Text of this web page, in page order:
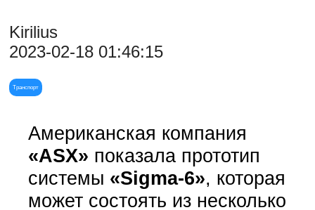
Kirilius
2023-02-18 01:46:15
Транспорт
Американская компания
«ASX» показала прототип
системы «Sigma-6», которая
может состоять из несколько